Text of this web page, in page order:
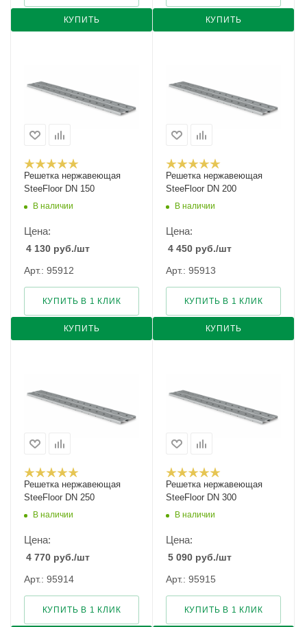
КУПИТЬ КУПИТЬ
Решетка нержавеющая
SteeFloor DN 150
В наличии
Цена:
4 130 руб./шт
Арт.: 95912
КУПИТЬ
КУПИТЬ В 1 КЛИК
Решетка нержавеющая
SteeFloor DN 200
В наличии
Цена:
4 450 руб./шт
Арт.: 95913
КУПИТЬ
КУПИТЬ В 1 КЛИК
Решетка нержавеющая
SteeFloor DN 250
В наличии
Цена:
4 770 руб./шт
Арт.: 95914
КУПИТЬ В 1 КЛИК
Решетка нержавеющая
SteeFloor DN 300
В наличии
Цена:
5 090 руб./шт
Арт.: 95915
КУПИТЬ В 1 КЛИК